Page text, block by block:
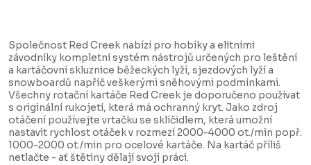
Společnost Red Creek nabízí pro hobíky a elitními
závodníky kompletní systém nástrojů určených pro leštění
a kartáčovní skluznice běžeckých lyží, sjezdových lyží a
snowboardů napříč veškerými sněhovými podmínkami.
Všechny rotační kartáče Red Creek je doporučeno používat
s originální rukojetí, která má ochranný kryt. Jako zdroj
otáčení používejte vrtačku se sklíčidlem, která umožní
nastavit rychlost otáček v rozmezí 2000-4000 ot./min popř.
1000-2000 ot./min pro ocelové kartáče. Na kartáč příliš
netlačte - ať štětiny dělají svoji práci.